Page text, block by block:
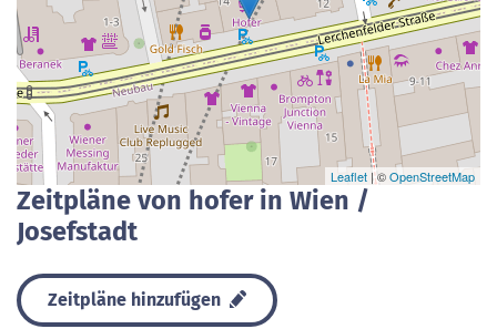
Leaflet | ©OpenStreetMap
Zeitpläne von hofer in Wien /
Josefstadt
Zeitpläne hinzufügen